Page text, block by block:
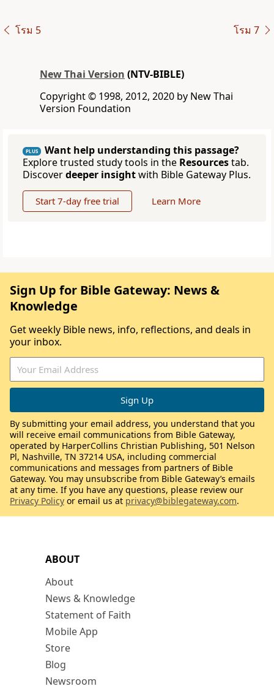
โรม 5 โรม 7
New Thai Version (NTV-BIBLE)
Copyright © 1998, 2012, 2020 by New Thai
Version Foundation
PLUS
Want help understanding this passage?
Explore trusted study tools in the Resourcestab.
Discoverdeeper insightwith Bible Gateway Plus.
Start 7-day free trial Learn More
ABOUT
About
News & Knowledge
Statement of Faith
Mobile App
Store
Blog
Newsroom
Sign Up for Bible Gateway: News &
Knowledge
Get weekly Bible news, info, reflections, and deals in
your inbox.
By submitting your email address, you understand that you
will receive email communications from Bible Gateway,
operated by HarperCollins Christian Publishing, 501 Nelson
Pl, Nashville, TN 37214 USA, including commercial
communications and messages from partners of Bible
Gateway. You may unsubscribe from Bible Gateway’s emails
at any time. If you have any questions, please review our
Privacy Policy or email us at privacy@biblegateway.com.